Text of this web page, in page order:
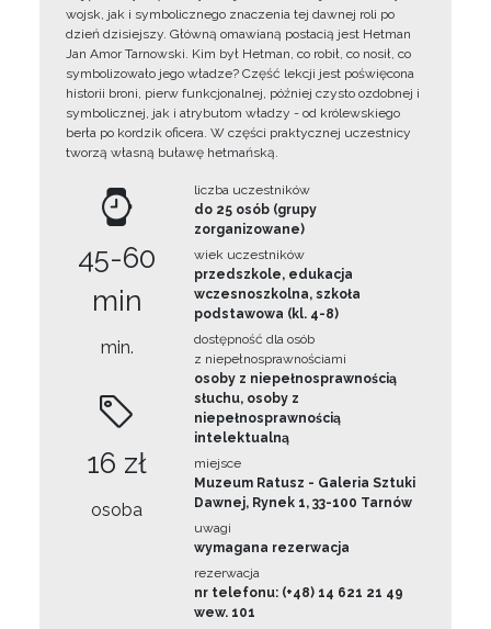
wojsk, jak i symbolicznego znaczenia tej dawnej roli po
dzień dzisiejszy. Główną omawianą postacią jest Hetman
Jan Amor Tarnowski. Kim był Hetman, co robił, co nosił, co
symbolizowało jego władze? Część lekcji jest poświęcona
historii broni, pierw funkcjonalnej, później czysto ozdobnej i
symbolicznej, jak i atrybutom władzy - od królewskiego
berła po kordzik oficera. W części praktycznej uczestnicy
tworzą własną buławę hetmańską.
45-60
min
min.
16 zł
osoba
liczba uczestników
do 25 osób (grupy
zorganizowane)
wiek uczestników
przedszkole, edukacja
wczesnoszkolna, szkoła
podstawowa (kl. 4-8)
dostępność dla osób
z niepełnosprawnościami
osoby z niepełnosprawnością
słuchu, osoby z
niepełnosprawnością
intelektualną
miejsce
Muzeum Ratusz - Galeria Sztuki
Dawnej, Rynek 1, 33-100 Tarnów
uwagi
wymagana rezerwacja
rezerwacja
nr telefonu: (+48) 14 621 21 49
wew. 101